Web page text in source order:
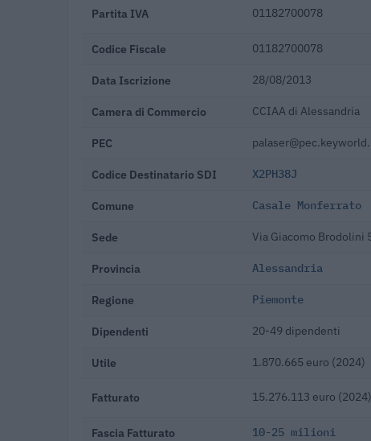
Partita IVA 01182700078
Codice Fiscale 01182700078
Data Iscrizione 28/08/2013
Camera di Commercio CCIAA di Alessandria
PEC
Codice Destinatario SDI X2PH38J
Comune Casale Monferrato
Sede Via Giacomo Brodolini
Provincia Alessandria
Regione Piemonte
Dipendenti 20-49 dipendenti
Utile 1.870.665 euro (2024)
Fatturato 15.276.113 euro (2024)
Fascia Fatturato 10-25 milioni